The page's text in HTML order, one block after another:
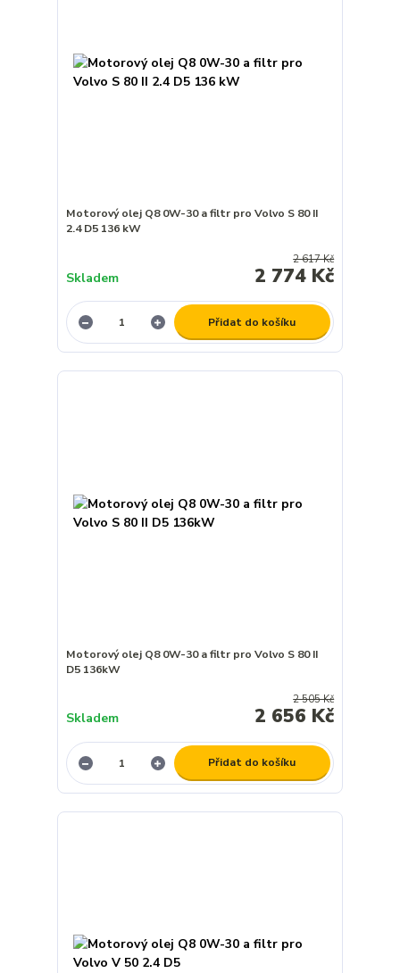
Motorový olej Q8 0W-30 a filtr pro Volvo S 80 II
2.4 D5 136 kW
2 617 Kč
2 774 Kč
Skladem
Přidat do košíku
Motorový olej Q8 0W-30 a filtr pro Volvo S 80 II
D5 136kW
2 505 Kč
2 656 Kč
Skladem
Přidat do košíku